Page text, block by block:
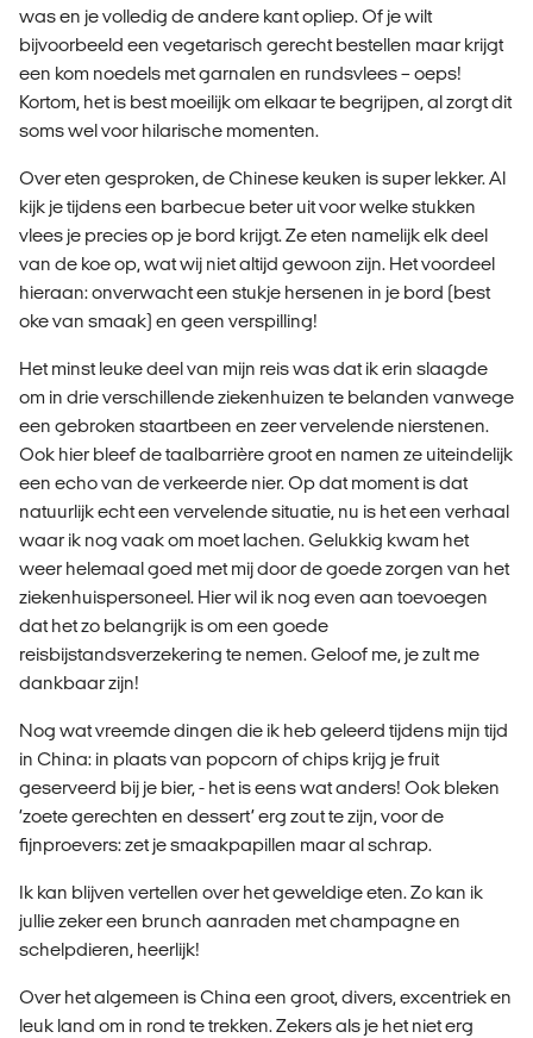
was en je volledig de andere kant opliep. Of je wilt
bijvoorbeeld een vegetarisch gerecht bestellen maar krijgt
een kom noedels met garnalen en rundsvlees – oeps!
Kortom, het is best moeilijk om elkaar te begrijpen, al zorgt dit
soms wel voor hilarische momenten.
Over eten gesproken, de Chinese keuken is super lekker. Al
kijk je tijdens een barbecue beter uit voor welke stukken
vlees je precies op je bord krijgt. Ze eten namelijk elk deel
van de koe op, wat wij niet altijd gewoon zijn. Het voordeel
hieraan: onverwacht een stukje hersenen in je bord (best
oke van smaak) en geen verspilling!
Het minst leuke deel van mijn reis was dat ik erin slaagde
om in drie verschillende ziekenhuizen te belanden vanwege
een gebroken staartbeen en zeer vervelende nierstenen.
Ook hier bleef de taalbarrière groot en namen ze uiteindelijk
een echo van de verkeerde nier. Op dat moment is dat
natuurlijk echt een vervelende situatie, nu is het een verhaal
waar ik nog vaak om moet lachen. Gelukkig kwam het
weer helemaal goed met mij door de goede zorgen van het
ziekenhuispersoneel. Hier wil ik nog even aan toevoegen
dat het zo belangrijk is om een goede
reisbijstandsverzekering te nemen. Geloof me, je zult me
dankbaar zijn!
Nog wat vreemde dingen die ik heb geleerd tijdens mijn tijd
in China: in plaats van popcorn of chips krijg je fruit
geserveerd bij je bier, - het is eens wat anders! Ook bleken
‘zoete gerechten en dessert’ erg zout te zijn, voor de
fijnproevers: zet je smaakpapillen maar al schrap.
Ik kan blijven vertellen over het geweldige eten. Zo kan ik
jullie zeker een brunch aanraden met champagne en
schelpdieren, heerlijk!
Over het algemeen is China een groot, divers, excentriek en
leuk land om in rond te trekken. Zekers als je het niet erg